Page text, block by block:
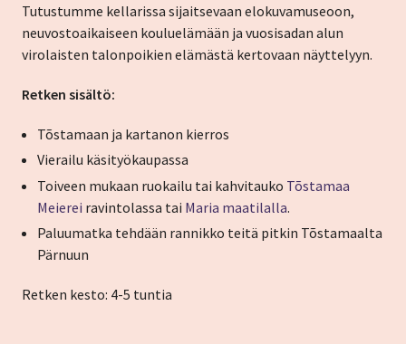
Tutustumme kellarissa sijaitsevaan elokuvamuseoon,
neuvostoaikaiseen kouluelämään ja vuosisadan alun
virolaisten talonpoikien elämästä kertovaan näyttelyyn.
Retken sisältö:
Tõstamaan ja kartanon kierros
Vierailu käsityökaupassa
Toiveen mukaan ruokailu tai kahvitauko Tõstamaa
Meierei ravintolassa tai Maria maatilalla.
Paluumatka tehdään rannikko teitä pitkin Tõstamaalta
Pärnuun
Retken kesto: 4-5 tuntia